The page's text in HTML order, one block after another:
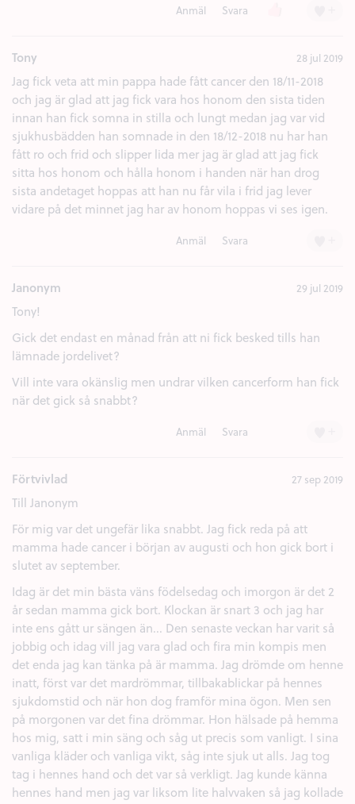
Anmäl Svara
Tony 28 jul 2019
Jag fick veta att min pappa hade fått cancer den 18/11-2018
och jag är glad att jag fick vara hos honom den sista tiden
innan han fick somna in stilla och lungt medan jag var vid
sjukhusbädden han somnade in den 18/12-2018 nu har han
fått ro och frid och slipper lida mer jag är glad att jag fick
sitta hos honom och hålla honom i handen när han drog
sista andetaget hoppas att han nu får vila i frid jag lever
vidare på det minnet jag har av honom hoppas vi ses igen.
Anmäl Svara
Janonym 29 jul 2019
Tony!
Gick det endast en månad från att ni fick besked tills han
lämnade jordelivet?
Vill inte vara okänslig men undrar vilken cancerform han fick
när det gick så snabbt?
Anmäl Svara
Förtvivlad 27 sep 2019
Till Janonym
För mig var det ungefär lika snabbt. Jag fick reda på att
mamma hade cancer i början av augusti och hon gick bort i
slutet av september.
Idag är det min bästa väns födelsedag och imorgon är det 2
år sedan mamma gick bort. Klockan är snart 3 och jag har
inte ens gått ur sängen än... Den senaste veckan har varit så
jobbig och idag vill jag vara glad och fira min kompis men
det enda jag kan tänka på är mamma. Jag drömde om henne
inatt, först var det mardrömmar, tillbakablickar på hennes
sjukdomstid och när hon dog framför mina ögon. Men sen
på morgonen var det fina drömmar. Hon hälsade på hemma
hos mig, satt i min säng och såg ut precis som vanligt. I sina
vanliga kläder och vanliga vikt, såg inte sjuk ut alls. Jag tog
tag i hennes hand och det var så verkligt. Jag kunde känna
hennes hand men jag var liksom lite halvvaken så jag kollade